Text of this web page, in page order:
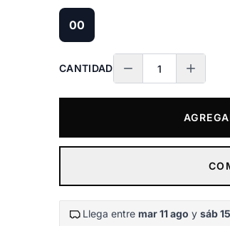
00
CANTIDAD
Llega entre mar 11 ago y sáb